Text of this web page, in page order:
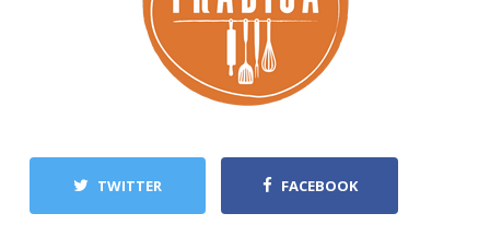
TWITTER FACEBOOK